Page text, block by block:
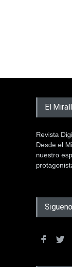
El
Revista
Desde el
nuestro